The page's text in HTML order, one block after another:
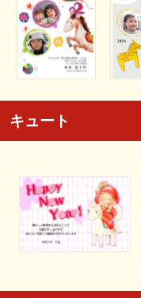
キュート